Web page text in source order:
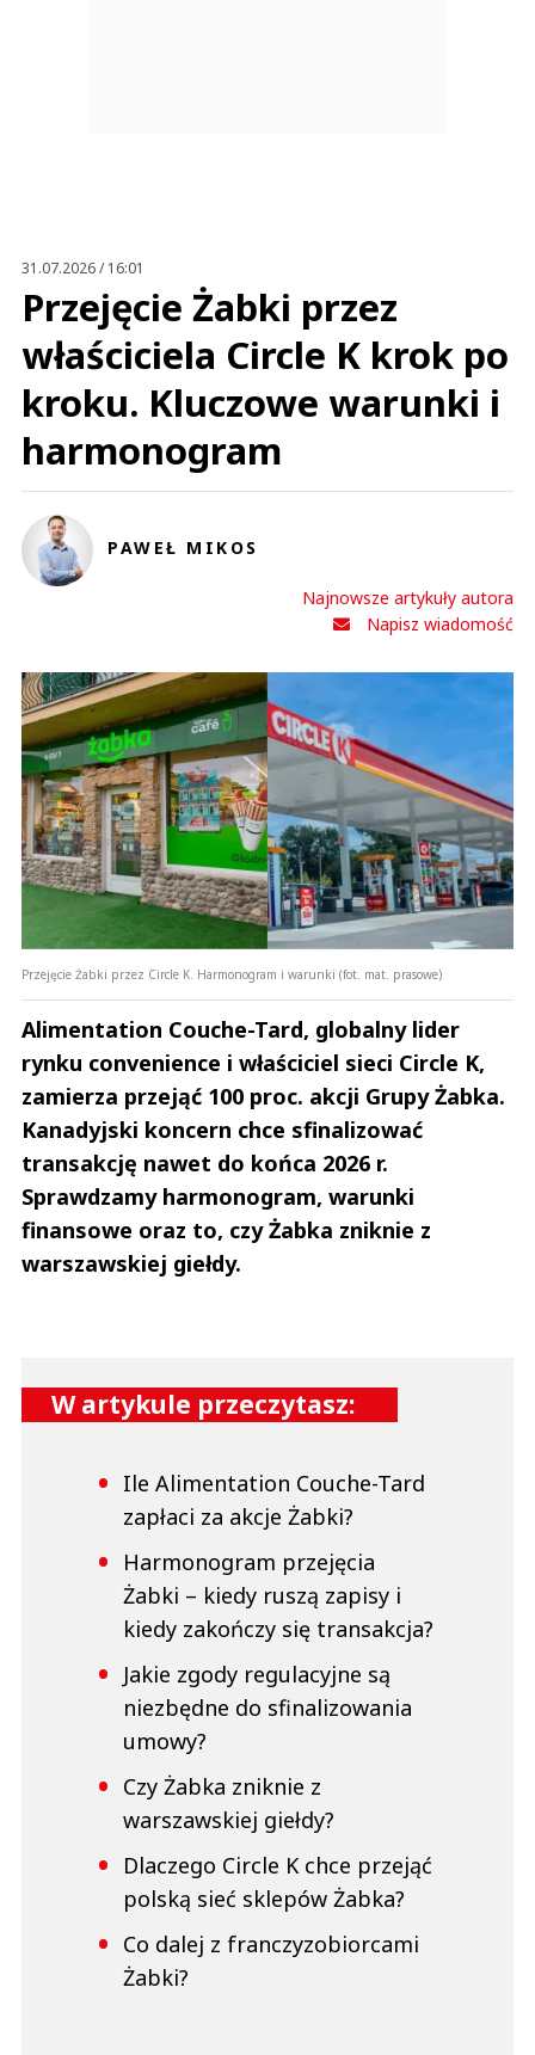
31.07.2026 / 16:01
Przejęcie Żabki przez
właściciela Circle K krok po
kroku. Kluczowe warunki i
harmonogram
PAWEŁ MIKOS
Najnowsze artykuły autora
Napisz wiadomość
Przejęcie Żabki przez Circle K. Harmonogram i warunki (fot. mat. prasowe)
Alimentation Couche-Tard, globalny lider
rynku convenience i właściciel sieci Circle K,
zamierza przejąć 100 proc. akcji Grupy Żabka.
Kanadyjski koncern chce sfinalizować
transakcję nawet do końca 2026 r.
Sprawdzamy harmonogram, warunki
finansowe oraz to, czy Żabka zniknie z
warszawskiej giełdy.
W artykule przeczytasz:
Ile Alimentation Couche-Tard
zapłaci za akcje Żabki?
Harmonogram przejęcia
Żabki – kiedy ruszą zapisy i
kiedy zakończy się transakcja?
Jakie zgody regulacyjne są
niezbędne do sfinalizowania
umowy?
Czy Żabka zniknie z
warszawskiej giełdy?
Dlaczego Circle K chce przejąć
polską sieć sklepów Żabka?
Co dalej z franczyzobiorcami
Żabki?